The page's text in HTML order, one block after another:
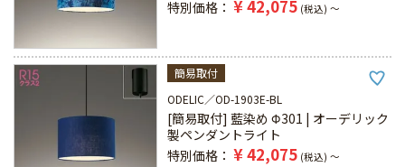
特別価格
¥42,075 税込 〜
簡易取付
ODELIC
OD-1903E-BL
[簡易取付] 藍染め Φ301 | オーデリック
製ペンダントライト
特別価格
¥42,075 税込 〜